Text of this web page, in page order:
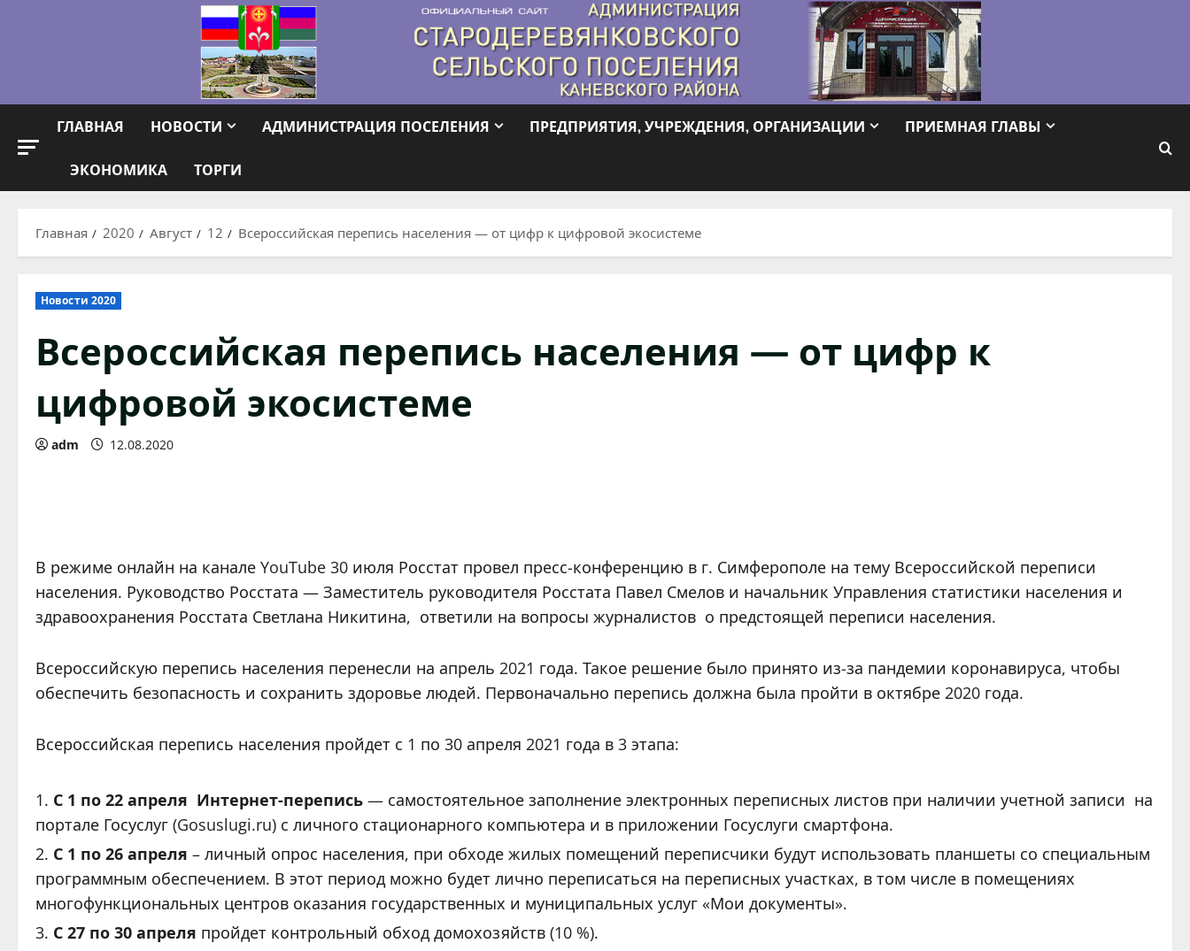
ГЛАВНАЯ НОВОСТИ АДМИНИСТРАЦИЯ ПОСЕЛЕНИЯ ПРЕДПРИЯТИЯ, УЧРЕЖДЕНИЯ, ОРГАНИЗАЦИИ ПРИЕМНАЯ ГЛАВЫ
ЭКОНОМИКА ТОРГИ
Главная 2020 Август 12 Всероссийская перепись населения — от цифр к цифровой экосистеме
Новости 2020
Всероссийская перепись населения — от цифр к
цифровой экосистеме
adm 12.08.2020
В режиме онлайн на канале YouTube 30 июля Росстат провел пресс-конференцию в г. Симферополе на тему Всероссийской переписи
населения. Руководство Росстата — Заместитель руководителя Росстата Павел Смелов и начальник Управления статистики населения и
здравоохранения Росстата Светлана Никитина, ответили на вопросы журналистов о предстоящей переписи населения.
Всероссийскую перепись населения перенесли на апрель 2021 года. Такое решение было принято из-за пандемии коронавируса, чтобы
обеспечить безопасность и сохранить здоровье людей. Первоначально перепись должна была пройти в октябре 2020 года.
Всероссийская перепись населения пройдет с 1 по 30 апреля 2021 года в 3 этапа:
С 1 по 22 апреля Интернет-перепись — самостоятельное заполнение электронных переписных листов при наличии учетной записи на
портале Госуслуг (Gosuslugi.ru) с личного стационарного компьютера и в приложении Госуслуги смартфона.
С 1 по 26 апреля – личный опрос населения, при обходе жилых помещений переписчики будут использовать планшеты со специальным
программным обеспечением. В этот период можно будет лично переписаться на переписных участках, в том числе в помещениях
многофункциональных центров оказания государственных и муниципальных услуг «Мои документы».
С 27 по 30 апреля пройдет контрольный обход домохозяйств (10 %).